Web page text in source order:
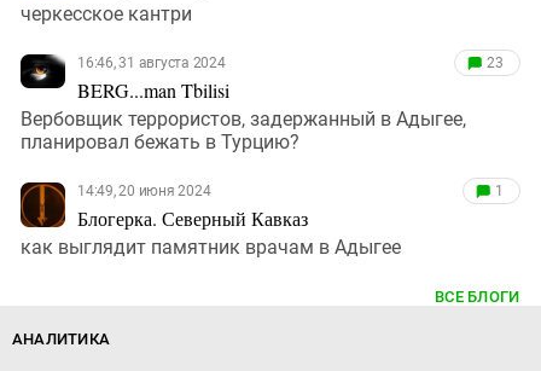
черкесское кантри
16:46, 31 августа 2024
BERG...man Tbilisi
23
Вербовщик террористов, задержанный в Адыгее,
планировал бежать в Турцию?
14:49, 20 июня 2024
Блогерка. Северный Кавказ
1
как выглядит памятник врачам в Адыгее
ВСЕ БЛОГИ
АНАЛИТИКА